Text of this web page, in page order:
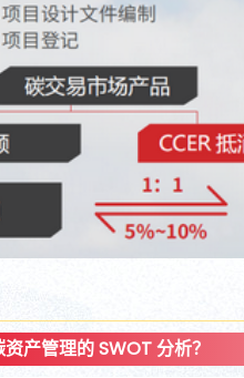
产管理的 SWOT 分析？